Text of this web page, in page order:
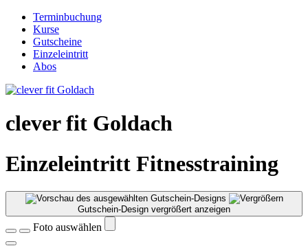
Terminbuchung
Kurse
Gutscheine
Einzeleintritt
Abos
clever fit Goldach
Einzeleintritt Fitnesstraining
Gutschein-Design vergrößert anzeigen
Foto auswählen